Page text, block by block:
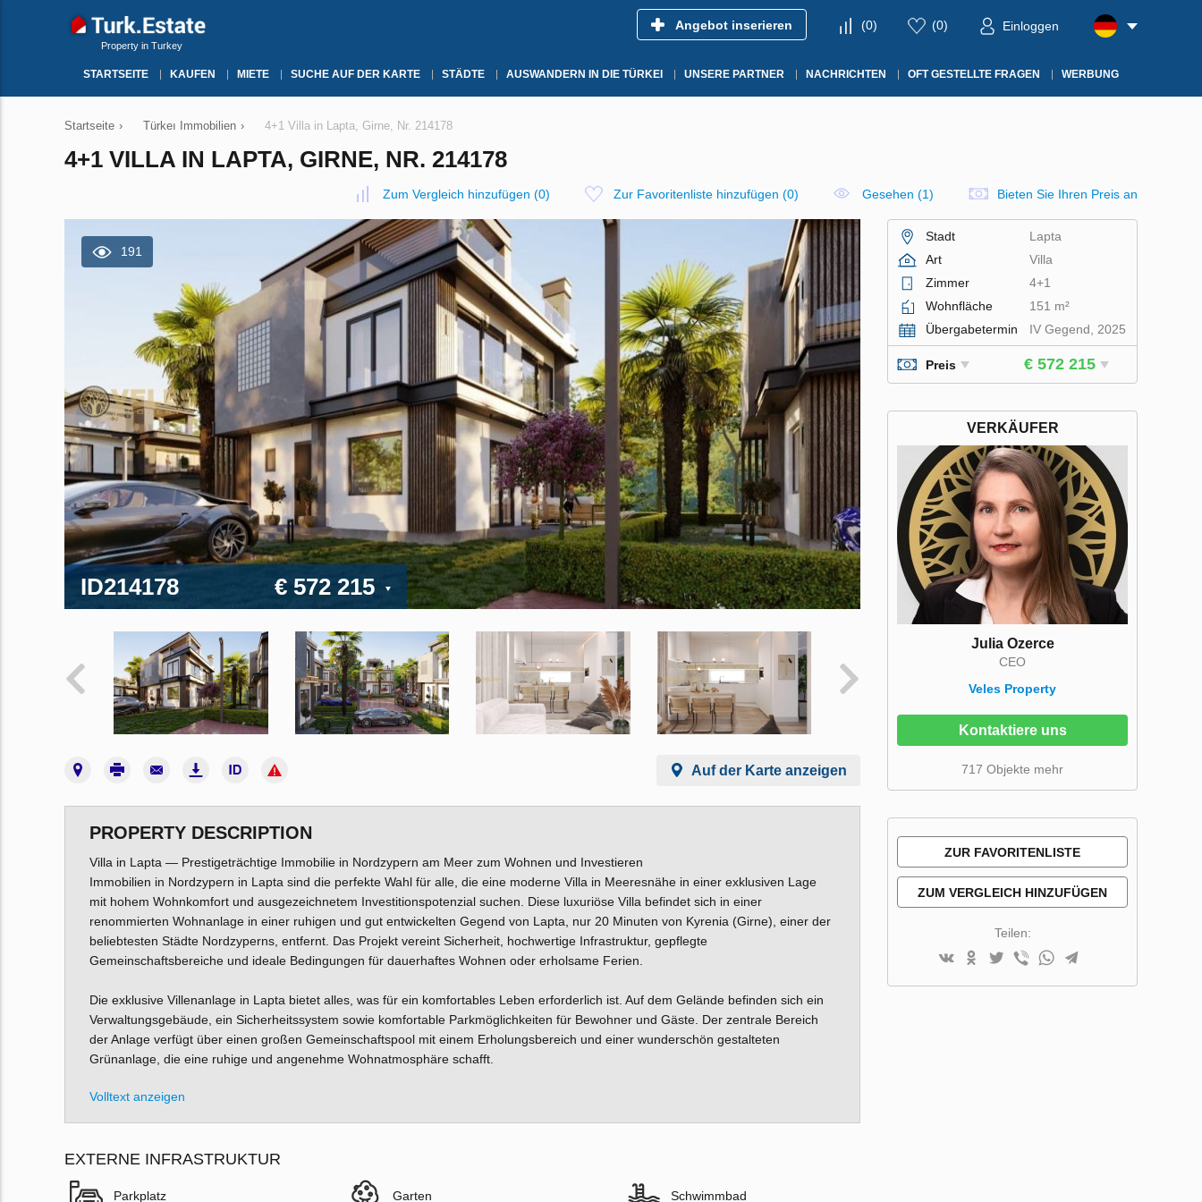
Property in Turkey
Angebot inserieren (0) (0) Einloggen
STARTSEITE KAUFEN MIETE SUCHE AUF DER KARTE STÄDTE AUSWANDERN IN DIE TÜRKEI UNSERE PARTNER NACHRICHTEN OFT GESTELLTE FRAGEN WERBUNG
Startseite › Türkeı Immobilien › 4+1 Villa in Lapta, Girne, Nr. 214178
4+1 VILLA IN LAPTA, GIRNE, NR. 214178
Zum Vergleich hinzufügen (0) Zur Favoritenliste hinzufügen (0) Gesehen (1) Bieten Sie Ihren Preis an
191
ID214178 € 572 215
Auf der Karte anzeigen
PROPERTY DESCRIPTION
Villa in Lapta — Prestigeträchtige Immobilie in Nordzypern am Meer zum Wohnen und Investieren
Immobilien in Nordzypern in Lapta sind die perfekte Wahl für alle, die eine moderne Villa in Meeresnähe in einer exklusiven Lage
mit hohem Wohnkomfort und ausgezeichnetem Investitionspotenzial suchen. Diese luxuriöse Villa befindet sich in einer
renommierten Wohnanlage in einer ruhigen und gut entwickelten Gegend von Lapta, nur 20 Minuten von Kyrenia (Girne), einer der
beliebtesten Städte Nordzyperns, entfernt. Das Projekt vereint Sicherheit, hochwertige Infrastruktur, gepflegte
Gemeinschaftsbereiche und ideale Bedingungen für dauerhaftes Wohnen oder erholsame Ferien.
Die exklusive Villenanlage in Lapta bietet alles, was für ein komfortables Leben erforderlich ist. Auf dem Gelände befinden sich ein
Verwaltungsgebäude, ein Sicherheitssystem sowie komfortable Parkmöglichkeiten für Bewohner und Gäste. Der zentrale Bereich
der Anlage verfügt über einen großen Gemeinschaftspool mit einem Erholungsbereich und einer wunderschön gestalteten
Grünanlage, die eine ruhige und angenehme Wohnatmosphäre schafft.
Volltext anzeigen
EXTERNE INFRASTRUKTUR
Parkplatz Garten Schwimmbad
Stadt
Lapta
Art
Villa
Zimmer
4+1
Wohnfläche
151 m²
Übergabetermin
IV Gegend, 2025
Preis € 572 215
VERKÄUFER
Julia Ozerce
CEO
Veles Property
Kontaktiere uns
717 Objekte mehr
ZUR FAVORITENLISTE
ZUM VERGLEICH HINZUFÜGEN
Teilen: